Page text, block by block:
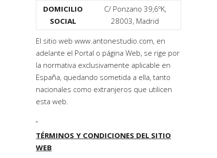
DOMICILIO
SOCIAL
C/ Ponzano 39,6ºK,
28003, Madrid
El sitio web www.antonestudio.com, en
adelante el Portal o página Web, se rige por
la normativa exclusivamente aplicable en
España, quedando sometida a ella, tanto
nacionales como extranjeros que utilicen
esta web.
TÉRMINOS Y CONDICIONES DEL SITIO
WEB